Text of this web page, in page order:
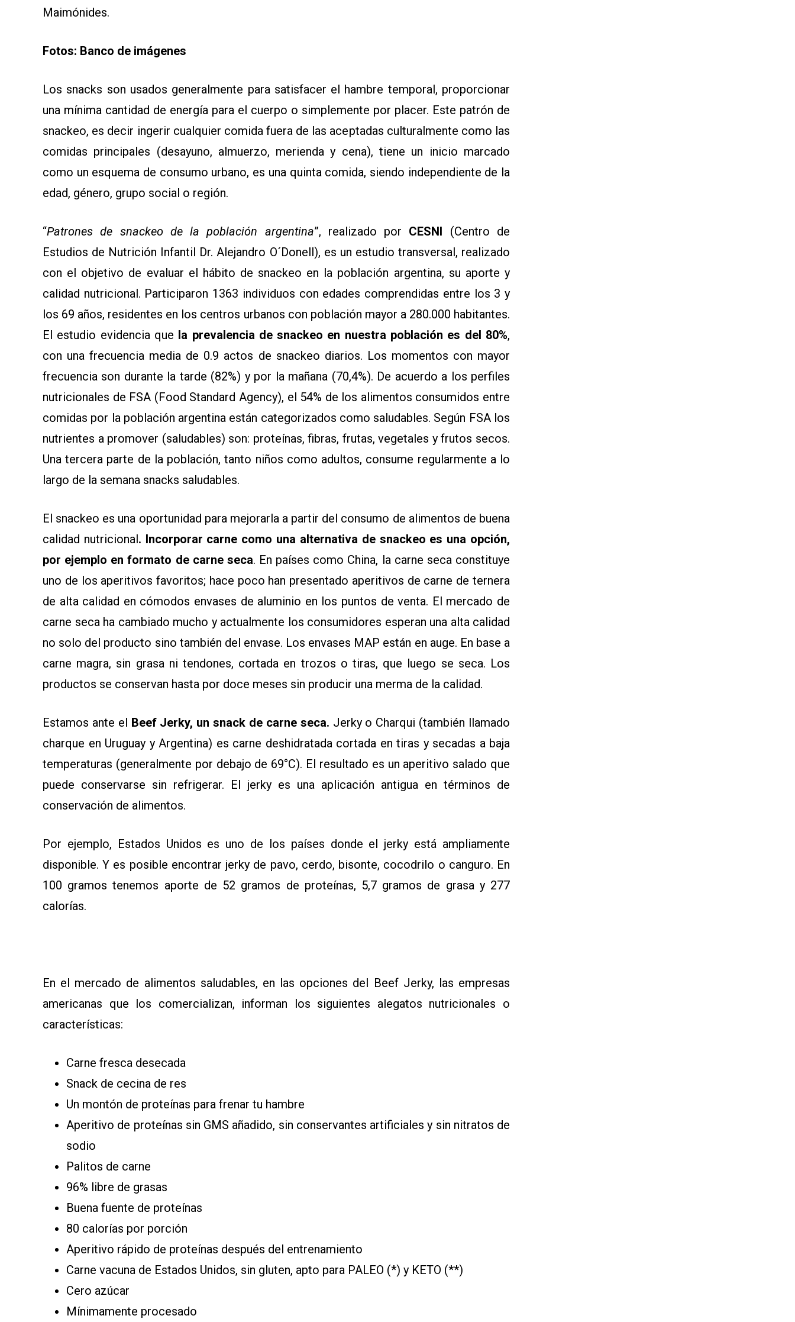
Maimónides.
Fotos: Banco de imágenes
Los snacks son usados generalmente para satisfacer el hambre temporal, proporcionar
una mínima cantidad de energía para el cuerpo o simplemente por placer. Este patrón de
snackeo, es decir ingerir cualquier comida fuera de las aceptadas culturalmente como las
comidas principales (desayuno, almuerzo, merienda y cena), tiene un inicio marcado
como un esquema de consumo urbano, es una quinta comida, siendo independiente de la
edad, género, grupo social o región.
“Patrones de snackeo de la población argentina”, realizado por CESNI (Centro de
Estudios de Nutrición Infantil Dr. Alejandro O´Donell), es un estudio transversal, realizado
con el objetivo de evaluar el hábito de snackeo en la población argentina, su aporte y
calidad nutricional. Participaron 1363 individuos con edades comprendidas entre los 3 y
los 69 años, residentes en los centros urbanos con población mayor a 280.000 habitantes.
El estudio evidencia que la prevalencia de snackeo en nuestra población es del 80%,
con una frecuencia media de 0.9 actos de snackeo diarios. Los momentos con mayor
frecuencia son durante la tarde (82%) y por la mañana (70,4%). De acuerdo a los perfiles
nutricionales de FSA (Food Standard Agency), el 54% de los alimentos consumidos entre
comidas por la población argentina están categorizados como saludables. Según FSA los
nutrientes a promover (saludables) son: proteínas, fibras, frutas, vegetales y frutos secos.
Una tercera parte de la población, tanto niños como adultos, consume regularmente a lo
largo de la semana snacks saludables.
El snackeo es una oportunidad para mejorarla a partir del consumo de alimentos de buena
calidad nutricional. Incorporar carne como una alternativa de snackeo es una opción,
por ejemplo en formato de carne seca. En países como China, la carne seca constituye
uno de los aperitivos favoritos; hace poco han presentado aperitivos de carne de ternera
de alta calidad en cómodos envases de aluminio en los puntos de venta. El mercado de
carne seca ha cambiado mucho y actualmente los consumidores esperan una alta calidad
no solo del producto sino también del envase. Los envases MAP están en auge. En base a
carne magra, sin grasa ni tendones, cortada en trozos o tiras, que luego se seca. Los
productos se conservan hasta por doce meses sin producir una merma de la calidad.
Estamos ante el Beef Jerky, un snack de carne seca. Jerky o Charqui (también llamado
charque en Uruguay y Argentina) es carne deshidratada cortada en tiras y secadas a baja
temperaturas (generalmente por debajo de 69°C). El resultado es un aperitivo salado que
puede conservarse sin refrigerar. El jerky es una aplicación antigua en términos de
conservación de alimentos.
Por ejemplo, Estados Unidos es uno de los países donde el jerky está ampliamente
disponible. Y es posible encontrar jerky de pavo, cerdo, bisonte, cocodrilo o canguro. En
100 gramos tenemos aporte de 52 gramos de proteínas, 5,7 gramos de grasa y 277
calorías.
En el mercado de alimentos saludables, en las opciones del Beef Jerky, las empresas
americanas que los comercializan, informan los siguientes alegatos nutricionales o
características:
Carne fresca desecada
Snack de cecina de res
Un montón de proteínas para frenar tu hambre
Aperitivo de proteínas sin GMS añadido, sin conservantes artificiales y sin nitratos de
sodio
Palitos de carne
96% libre de grasas
Buena fuente de proteínas
80 calorías por porción
Aperitivo rápido de proteínas después del entrenamiento
Carne vacuna de Estados Unidos, sin gluten, apto para PALEO (*) y KETO (**)
Cero azúcar
Mínimamente procesado